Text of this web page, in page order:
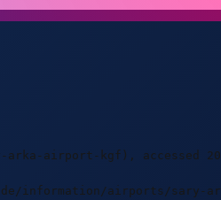
airport-kgf), accessed
information/airports/sary-